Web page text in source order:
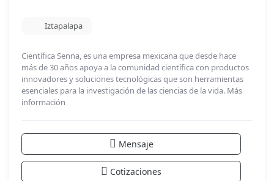
Iztapalapa
Científica Senna, es una empresa mexicana que desde hace
más de 30 años apoya a la comunidad científica con productos
innovadores y soluciones tecnológicas que son herramientas
esenciales para la investigación de las ciencias de la vida. Más
información
Mensaje
Cotizaciones